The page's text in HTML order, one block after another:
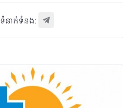
ទំនាក់ទំនង: